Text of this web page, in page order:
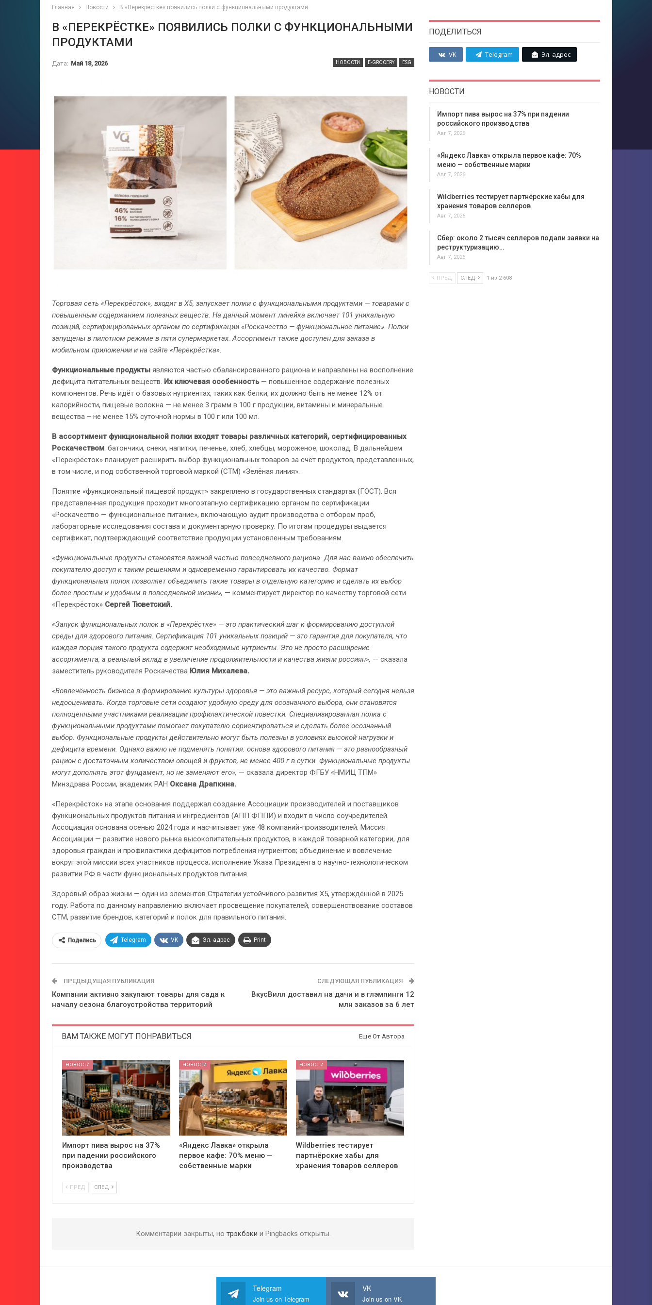
Главная Новости В «Перекрёстке» появились полки с функциональными продуктами
В «ПЕРЕКРЁСТКЕ» ПОЯВИЛИСЬ ПОЛКИ С ФУНКЦИОНАЛЬНЫМИ
ПРОДУКТАМИ
НОВОСТИ E-GROCERY ESG
Дата: Май 18, 2026
Торговая сеть «Перекрёсток», входит в X5, запускает полки с функциональными продуктами — товарами с
повышенным содержанием полезных веществ. На данный момент линейка включает 101 уникальную
позиций, сертифицированных органом по сертификации «Роскачество — функциональное питание». Полки
запущены в пилотном режиме в пяти супермаркетах. Ассортимент также доступен для заказа в
мобильном приложении и на сайте «Перекрёстка».
Функциональные продукты являются частью сбалансированного рациона и направлены на восполнение
дефицита питательных веществ. Их ключевая особенность— повышенное содержание полезных
компонентов. Речь идёт о базовых нутриентах, таких как белки, их должно быть не менее 12% от
калорийности, пищевые волокна — не менее 3 грамм в 100 г продукции, витамины и минеральные
вещества – не менее 15% суточной нормы в 100 г или 100 мл.
В ассортимент функциональной полки входят товары различных категорий, сертифицированных
Роскачеством: батончики, снеки, напитки, печенье, хлеб, хлебцы, мороженое, шоколад. В дальнейшем
«Перекрёсток» планирует расширить выбор функциональных товаров за счёт продуктов, представленных,
в том числе, и под собственной торговой маркой (СТМ) «Зелёная линия».
Понятие «функциональный пищевой продукт» закреплено в государственных стандартах (ГОСТ). Вся
представленная продукция проходит многоэтапную сертификацию органом по сертификации
«Роскачество — функциональное питание», включающую аудит производства с отбором проб,
лабораторные исследования состава и документарную проверку. По итогам процедуры выдается
сертификат, подтверждающий соответствие продукции установленным требованиям.
«Функциональные продукты становятся важной частью повседневного рациона. Для нас важно обеспечить
покупателю доступ к таким решениям и одновременно гарантировать их качество. Формат
функциональных полок позволяет объединить такие товары в отдельную категорию и сделать их выбор
более простым и удобным в повседневной жизни», — комментирует директор по качеству торговой сети
«Перекрёсток» Сергей Тюветский.
«Запуск функциональных полок в «Перекрёстке» — это практический шаг к формированию доступной
среды для здорового питания. Сертификация 101 уникальных позиций — это гарантия для покупателя, что
каждая порция такого продукта содержит необходимые нутриенты. Это не просто расширение
ассортимента, а реальный вклад в увеличение продолжительности и качества жизни россиян», — сказала
заместитель руководителя Роскачества Юлия Михалева.
«Вовлечённость бизнеса в формирование культуры здоровья — это важный ресурс, который сегодня нельзя
недооценивать. Когда торговые сети создают удобную среду для осознанного выбора, они становятся
полноценными участниками реализации профилактической повестки. Специализированная полка с
функциональными продуктами помогает покупателю сориентироваться и сделать более осознанный
выбор. Функциональные продукты действительно могут быть полезны в условиях высокой нагрузки и
дефицита времени. Однако важно не подменять понятия: основа здорового питания — это разнообразный
рацион с достаточным количеством овощей и фруктов, не менее 400 г в сутки. Функциональные продукты
могут дополнять этот фундамент, но не заменяют его», — сказала директор ФГБУ «НМИЦ ТПМ»
Минздрава России, академик РАН Оксана Драпкина.
«Перекрёсток» на этапе основания поддержал создание Ассоциации производителей и поставщиков
функциональных продуктов питания и ингредиентов (АПП ФППИ) и входит в число соучредителей.
Ассоциация основана осенью 2024 года и насчитывает уже 48 компаний-производителей. Миссия
Ассоциации — развитие нового рынка высокопитательных продуктов, в каждой товарной категории, для
здоровья граждан и профилактики дефицитов потребления нутриентов; объединение и вовлечение
вокруг этой миссии всех участников процесса; исполнение Указа Президента о научно-технологическом
развитии РФ в части функциональных продуктов питания.
Здоровый образ жизни — один из элементов Стратегии устойчивого развития Х5, утверждённой в 2025
году. Работа по данному направлению включает просвещение покупателей, совершенствование составов
СТМ, развитие брендов, категорий и полок для правильного питания.
Поделись Telegram VK Эл. адрес Print
ПРЕДЫДУЩАЯ ПУБЛИКАЦИЯ
Компании активно закупают товары для сада к
началу сезона благоустройства территорий
СЛЕДУЮЩАЯ ПУБЛИКАЦИЯ
ВкусВилл доставил на дачи и в глэмпинги 12
млн заказов за 6 лет
ВАМ ТАКЖЕ МОГУТ ПОНРАВИТЬСЯ Еще От Автора
НОВОСТИ
Импорт пива вырос на 37%
при падении российского
производства
НОВОСТИ
«Яндекс Лавка» открыла
первое кафе: 70% меню —
собственные марки
НОВОСТИ
Wildberries тестирует
партнёрские хабы для
хранения товаров селлеров
ПРЕД СЛЕД
Комментарии закрыты, но трэкбэки и Pingbacks открыты.
ПОДЕЛИТЬСЯ
VK Telegram Эл. адрес
НОВОСТИ
Импорт пива вырос на 37% при падении
российского производства
Авг 7, 2026
«Яндекс Лавка» открыла первое кафе: 70%
меню — собственные марки
Авг 7, 2026
Wildberries тестирует партнёрские хабы для
хранения товаров селлеров
Авг 7, 2026
Сбер: около 2 тысяч селлеров подали заявки на
реструктуризацию…
Авг 7, 2026
ПРЕД СЛЕД 1 из 2 608
Telegram
Join us on Telegram
VK
Join us on VK